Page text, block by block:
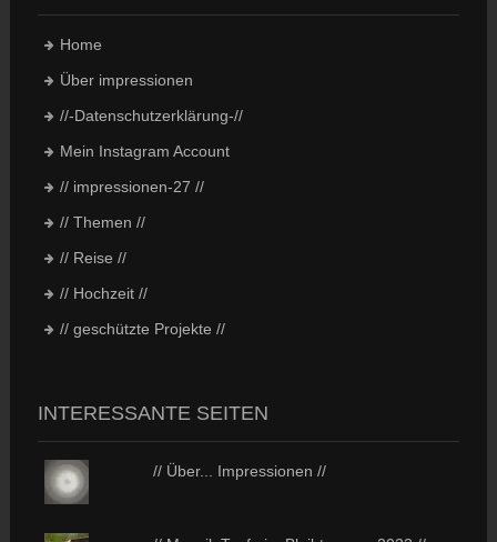
Home
Über impressionen
//-Datenschutzerklärung-//
Mein Instagram Account
// impressionen-27 //
// Themen //
// Reise //
// Hochzeit //
// geschützte Projekte //
INTERESSANTE SEITEN
// Über... Impressionen //